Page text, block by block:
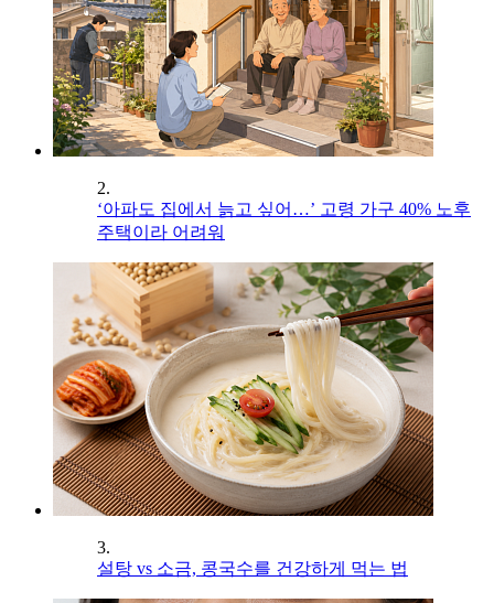
2.
‘아파도 집에서 늙고 싶어…’ 고령 가구 40% 노후
주택이라 어려워
3.
설탕 vs 소금, 콩국수를 건강하게 먹는 법